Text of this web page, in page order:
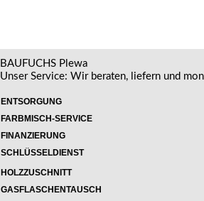
BAUFUCHS Plewa
Unser Service: Wir beraten, liefern und
ENTSORGUNG
FARBMISCH-SERVICE
FINANZIERUNG
SCHLÜSSELDIENST
HOLZZUSCHNITT
GASFLASCHENTAUSCH